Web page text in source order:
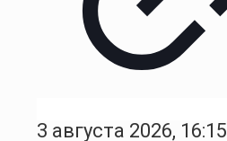
3 августа 2026, 16:15